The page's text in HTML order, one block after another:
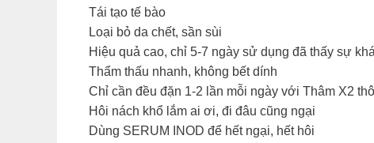
Tái tạo tế bào
Loại bỏ da chết, sần sùi
Hiệu quả cao, chỉ 5-7 ngày sử dụng đã thấy sự
Thẩm thấu nhanh, không bết dính
Chỉ cần đều đặn 1-2 lần mỗi ngày với Thâm X2
Hôi nách khổ lắm ai ơi, đi đâu cũng ngại
Dùng SERUM INOD để hết ngại, hết hôi